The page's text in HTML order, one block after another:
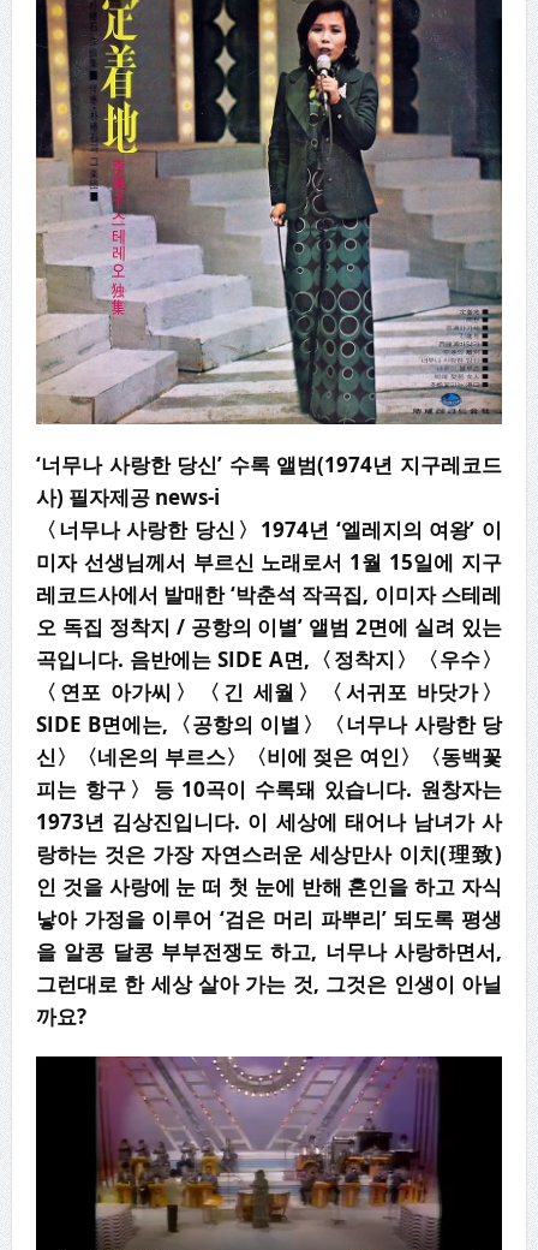
‘너무나 사랑한 당신’ 수록 앨범(1974년 지구레코드
사) 필자제공 news-i
〈너무나 사랑한 당신 〉 1974년 ‘엘레지의 여왕’ 이
미자 선생님께서 부르신 노래로서 1월 15일에 지구
레코드사에서 발매한‘박춘석 작곡집, 이미자 스테레
오 독집 정착지 / 공항의 이별’ 앨범2면에 실려 있는
곡입니다. 음반에는SIDE A면, 〈정착지 〉〈우수〉
〈 연포 아가씨 〉〈 긴 세월 〉〈서귀포 바닷가〉
SIDE B면에는, 〈공항의 이별 〉〈너무나 사랑한 당
신〉〈네온의 부르스〉〈비에 젖은 여인〉〈동백꽃
피는 항구〉 등 10곡이 수록돼 있습니다. 원창자는
1973년 김상진입니다. 이 세상에 태어나 남녀가 사
랑하는 것은 가장 자연스러운 세상만사 이치(理致)
인 것을 사랑에 눈 떠 첫 눈에 반해 혼인을하고 자식
낳아 가정을 이루어‘검은 머리 파뿌리’ 되도록 평생
을 알콩 달콩 부부전쟁도 하고, 너무나 사랑하면서,
그런대로 한 세상 살아 가는 것, 그것은 인생이 아닐
까요?